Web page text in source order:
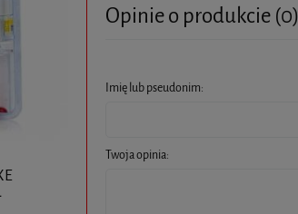
Opinie o produkcie (0)
Imię lub pseudonim:
Twoja opinia: